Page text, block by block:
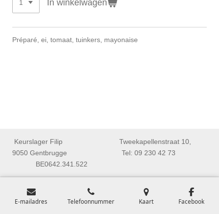
In winkelwagen
Préparé, ei, tomaat, tuinkers, mayonaise
Keurslager Filip Tweekapellenstraat 10,
9050 Gentbrugge Tel: 09 230 42 73
BE0642.341.522
E-mailadres Telefoonnummer Kaart Facebook